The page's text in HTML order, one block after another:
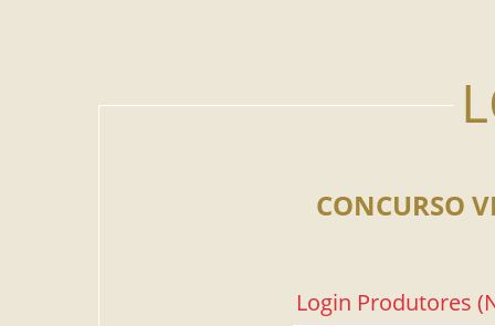
CONCURSO
Login Produtores